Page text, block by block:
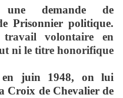
demande de
Prisonnier politique.
volontaire en
ni le titre honorifique
en juin 1948, on lui
Croix de Chevalier de